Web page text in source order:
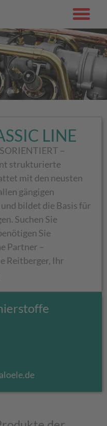
LINE
–
strukturierte
mit den neusten
gängigen
bildet die Basis für
Suchen Sie
Sie
Partner –
Reitberger, Ihr